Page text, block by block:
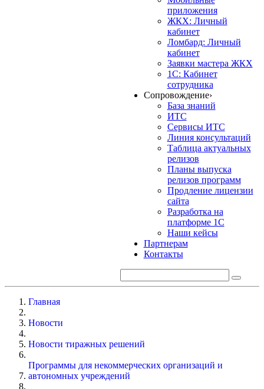
приложения
ЖКХ: Личный
кабинет
Ломбард: Личный
кабинет
Заявки мастера ЖКХ
1С: Кабинет
сотрудника
Сопровождение›
База знаний
ИТС
Сервисы ИТС
Линия консультаций
Таблица актуальных
релизов
Планы выпуска
релизов программ
Продление лицензии
сайта
Разработка на
платформе 1С
Наши кейсы
Партнерам
Контакты
Главная
Новости
Новости тиражных решений
Программы для некоммерческих организаций и
автономных учреждений